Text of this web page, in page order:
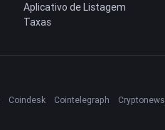
Aplicativo de Listagem
Taxas
Coindesk Cointelegraph Cryptonews